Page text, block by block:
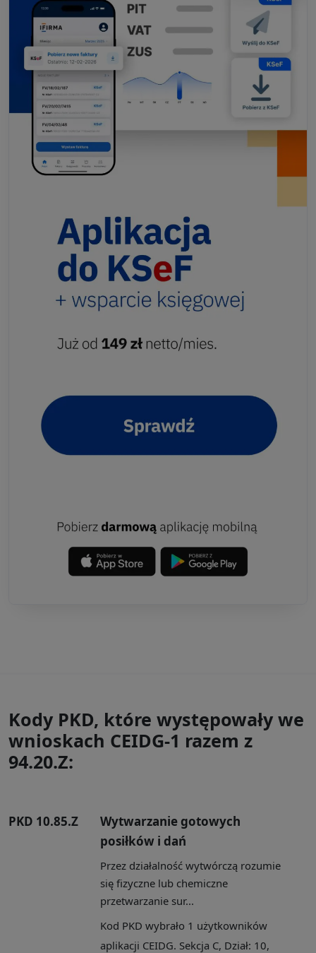
Kody PKD, które występowały we
wnioskach CEIDG-1 razem z
94.20.Z:
PKD 10.85.Z
Wytwarzanie gotowych
posiłków i dań
Przez działalność wytwórczą rozumie
się fizyczne lub chemiczne
przetwarzanie sur...
Kod PKD wybrało 1 użytkowników
aplikacji CEIDG. Sekcja C, Dział: 10,